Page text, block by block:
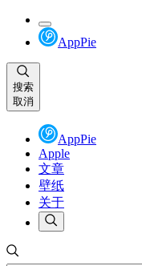
AppPie
搜索
取消
AppPie
Apple
文章
壁纸
关于